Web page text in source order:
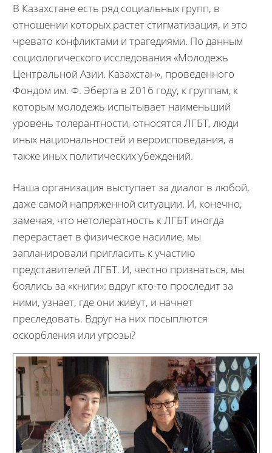
В Казахстане есть ряд социальных групп, в
отношении которых растет стигматизация, и это
чревато конфликтами и трагедиями. По данным
социологического исследования «Молодежь
Центральной Азии. Казахстан», проведенного
Фондом им. Ф. Эберта в 2016 году, к группам, к
которым молодежь испытывает наименьший
уровень толерантности, относятся ЛГБТ, люди
иных национальностей и вероисповедания, а
также иных политических убеждений.
Наша организация выступает за диалог в любой,
даже самой напряженной ситуации. И, конечно,
замечая, что нетолератность к ЛГБТ иногда
перерастает в физическое насилие, мы
запланировали пригласить к участию
представителей ЛГБТ. И, честно признаться, мы
боялись за «книги»: вдруг кто-то проследит за
ними, узнает, где они живут, и начнет
преследовать. Вдруг на них посыплются
оскорбления или угрозы?